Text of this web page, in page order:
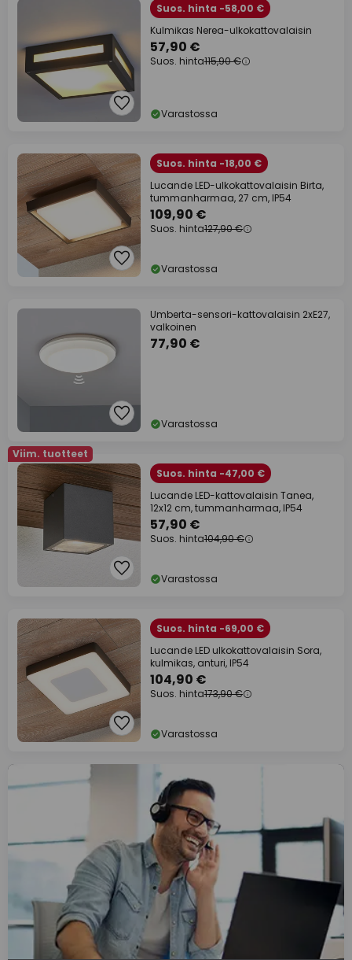
Suos. hinta -58,00 €
Kulmikas Nerea-ulkokattovalaisin
57,90 €
Suos. hinta115,90 €
Varastossa
Suos. hinta -18,00 €
Lucande LED-ulkokattovalaisin Birta,
tummanharmaa, 27 cm, IP54
109,90 €
Suos. hinta127,90 €
Varastossa
Umberta-sensori-kattovalaisin 2xE27,
valkoinen
77,90 €
Varastossa
Viim. tuotteet
Suos. hinta -47,00 €
Lucande LED-kattovalaisin Tanea,
12x12 cm, tummanharmaa, IP54
57,90 €
Suos. hinta104,90 €
Varastossa
Suos. hinta -69,00 €
Lucande LED ulkokattovalaisin Sora,
kulmikas, anturi, IP54
104,90 €
Suos. hinta173,90 €
Varastossa